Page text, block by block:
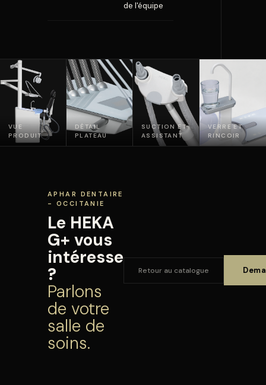
de l'équipe
VUE
PRODUIT
DÉTAIL
PLATEAU
SUCTION ET
ASSISTANT
VERRE ET
RINCOIR
APHAR DENTAIRE
- OCCITANIE
Le HEKA
G+ vous
intéresse
?
Parlons
de votre
salle de
soins.
Retour au catalogue